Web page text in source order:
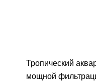
Тропический
мощной